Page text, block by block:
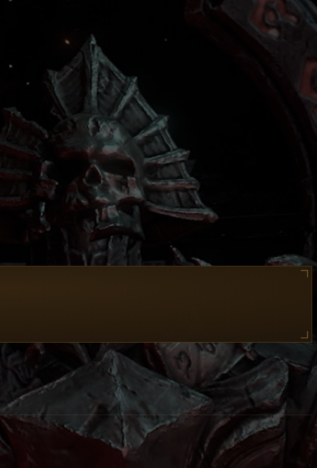
risultare così performanti e distruttive. Non sempre è
) con il nome in italiano e in inglese dell'oggetto, lo slot a cui